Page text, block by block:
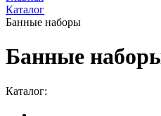
Каталог
Банные наборы
Банные
Каталог: